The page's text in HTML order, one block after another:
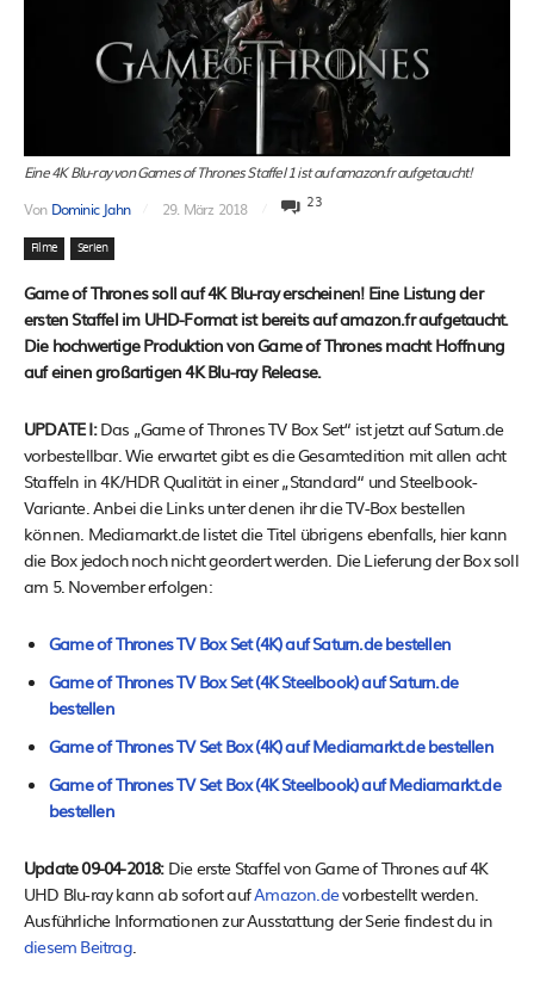
Eine 4K Blu-ray von Games of Thrones Staffel 1 ist auf amazon.fr aufgetaucht!
Von Dominic Jahn 29. März 2018 23
Filme Serien
Game of Thrones soll auf 4K Blu-ray erscheinen! Eine Listung der
ersten Staffel im UHD-Format ist bereits auf amazon.fr aufgetaucht.
Die hochwertige Produktion von Game of Thrones macht Hoffnung
auf einen großartigen 4K Blu-ray Release.
UPDATE I:Das „Game of Thrones TV Box Set“ ist jetzt auf Saturn.de
vorbestellbar. Wie erwartet gibt es die Gesamtedition mit allen acht
Staffeln in 4K/HDR Qualität in einer „Standard“ und Steelbook-
Variante. Anbei die Links unter denen ihr die TV-Box bestellen
können. Mediamarkt.de listet die Titel übrigens ebenfalls, hier kann
die Box jedoch noch nicht geordert werden. Die Lieferung der Box soll
am 5. November erfolgen:
Game of Thrones TV Box Set (4K) auf Saturn.de bestellen
Game of Thrones TV Box Set (4K Steelbook) auf Saturn.de
bestellen
Game of Thrones TV Set Box (4K) auf Mediamarkt.de bestellen
Game of Thrones TV Set Box (4K Steelbook) auf Mediamarkt.de
bestellen
Update 09-04-2018:Die erste Staffel von Game of Thrones auf 4K
UHD Blu-ray kann ab sofort aufAmazon.devorbestellt werden.
Ausführliche Informationen zur Ausstattung der Serie findest du in
diesem Beitrag.